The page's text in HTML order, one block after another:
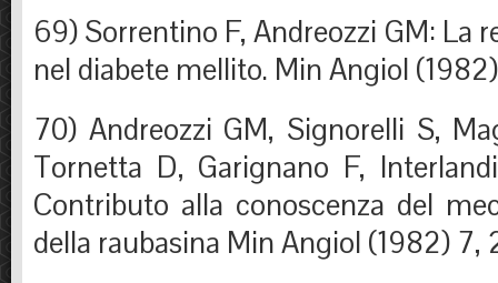
69) Sorrentino F, Andreozzi GM: La
nel diabete mellito. Min Angiol
70) Andreozzi GM, Signorelli S,
Tornetta D, Garignano F,
Contributo alla conoscenza del
della raubasina Min Angiol (1982) 7,